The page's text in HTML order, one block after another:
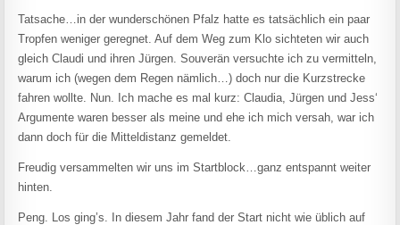
Tatsache…in der wunderschönen Pfalz hatte es tatsächlich ein paar
Tropfen weniger geregnet. Auf dem Weg zum Klo sichteten wir auch
gleich Claudi und ihren Jürgen. Souverän versuchte ich zu vermitteln,
warum ich (wegen dem Regen nämlich…) doch nur die Kurzstrecke
fahren wollte. Nun. Ich mache es mal kurz: Claudia, Jürgen und Jess‘
Argumente waren besser als meine und ehe ich mich versah, war ich
dann doch für die Mitteldistanz gemeldet.
Freudig versammelten wir uns im Startblock…ganz entspannt weiter
hinten.
Peng. Los ging’s. In diesem Jahr fand der Start nicht wie üblich auf